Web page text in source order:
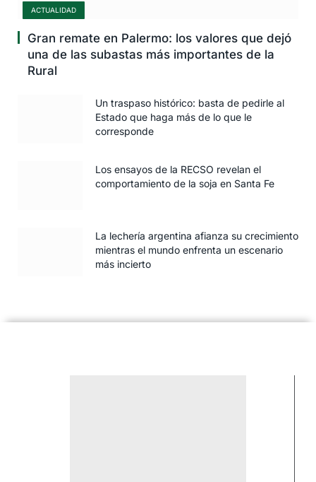
ACTUALIDAD
Gran remate en Palermo: los valores que dejó
una de las subastas más importantes de la
Rural
Un traspaso histórico: basta de pedirle al
Estado que haga más de lo que le
corresponde
Los ensayos de la RECSO revelan el
comportamiento de la soja en Santa Fe
La lechería argentina afianza su crecimiento
mientras el mundo enfrenta un escenario
más incierto